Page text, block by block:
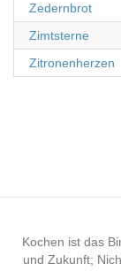
Zedernbrot
Zimtsterne
Zitronenherzen
Kochen ist das
und Zukunft;